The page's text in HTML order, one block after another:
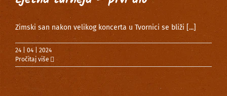
Zimski san nakon velikog koncerta u Tvornici se bliži [...]
24 | 04 | 2024
Pročitaj više